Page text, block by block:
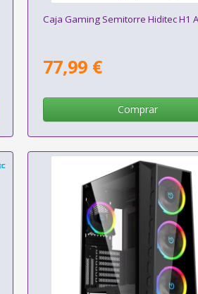
Caja Gaming Semitorre Hiditec H1
77,99 €
Comprar